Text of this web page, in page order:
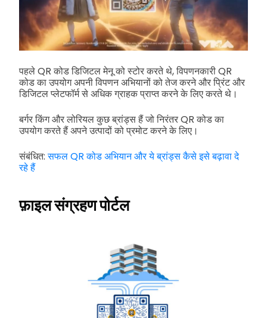
पहले QR कोड डिजिटल मेनू को स्टोर करते थे, विपणनकारी QR
कोड का उपयोग अपनी विपणन अभियानों को तेज करने और प्रिंट और
डिजिटल प्लेटफॉर्म से अधिक ग्राहक प्राप्त करने के लिए करते थे।
बर्गर किंग और लोरियल कुछ ब्रांड्स हैं जो निरंतर QR कोड का
उपयोग करते हैं अपने उत्पादों को प्रमोट करने के लिए।
संबंधित:सफल QR कोड अभियान और ये ब्रांड्स कैसे इसे बढ़ावा दे
रहे हैं
फ़ाइल संग्रहण पोर्टल